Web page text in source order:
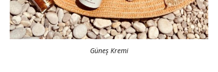
Güneş Kremi